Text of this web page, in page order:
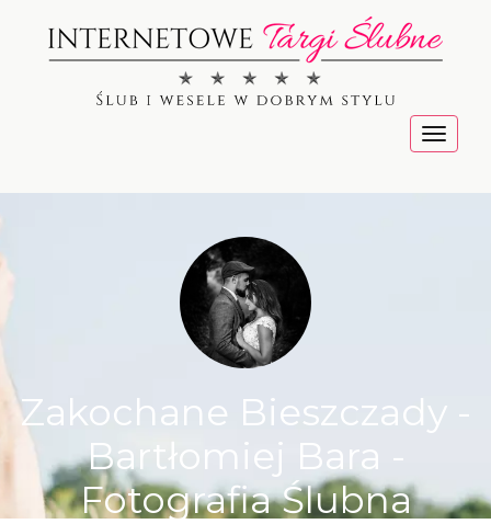
Menu
Zakochane Bieszczady -
Bartłomiej Bara -
Fotografia Ślubna